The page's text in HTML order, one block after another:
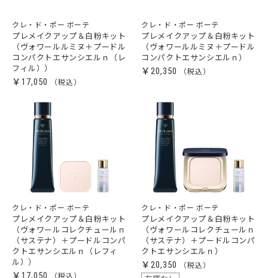
クレ・ド・ポー ボーテ
プレメイクアップ＆白粉キット
（ヴォワールルミヌ＋プードル
コンパクトエサンシエルｎ（レ
フィル））
￥17,050
クレ・ド・ポー ボーテ
プレメイクアップ＆白粉キット
（ヴォワールルミヌ＋プードル
コンパクトエサンシエルｎ）
￥20,350
クレ・ド・ポー ボーテ
プレメイクアップ＆白粉キット
（ヴォワールコレクチュールｎ
（サステナ）＋プードルコンパ
クトエサンシエルｎ（レフィ
ル））
￥17,050
クレ・ド・ポー ボーテ
プレメイクアップ＆白粉キット
（ヴォワールコレクチュールｎ
（サステナ）＋プードルコンパ
クトエサンシエルｎ）
￥20,350